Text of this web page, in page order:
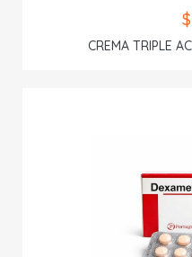
CREMA TRIPLE